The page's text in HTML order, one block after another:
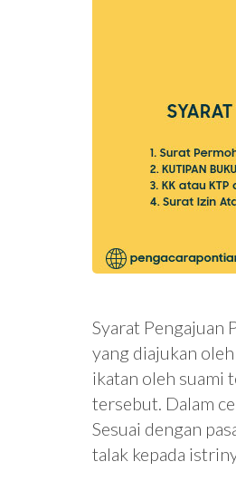
Syarat Pengajuan
yang diajukan
ikatan oleh suami
tersebut. Dalam
Sesuai dengan
talak kepada